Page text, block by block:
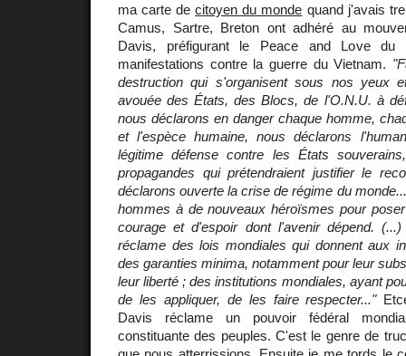
ma carte decitoyen du monde quand j'avais
Camus, Sartre, Breton ont adhéré au
Davis, préfigurant le Peace and Love
manifestations contre la guerre du Vietnam.
destruction qui s'organisent sous nos yeux
avouée des États, des Blocs, de l'O.N.U. à
nous déclarons en danger chaque homme,
et l'espèce humaine, nous déclarons
légitime défense contre les États
propagandes qui prétendraient justifier le
déclarons ouverte la crise de régime du
hommes à de nouveaux héroïsmes pour
courage et d'espoir dont l'avenir dépend.
réclame des lois mondiales qui donnent aux
des garanties minima, notamment pour leur
leur liberté ; des institutions mondiales, ayant
de les appliquer, de les faire respecter..."
Davis réclame un pouvoir fédéral
constituante des peuples. C'est le genre de